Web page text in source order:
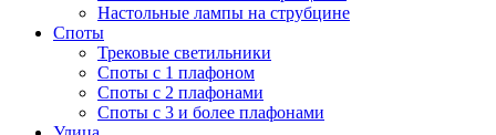
Настольные лампы на струбцине
Споты
Трековые светильники
Споты с 1 плафоном
Споты с 2 плафонами
Споты с 3 и более плафонами